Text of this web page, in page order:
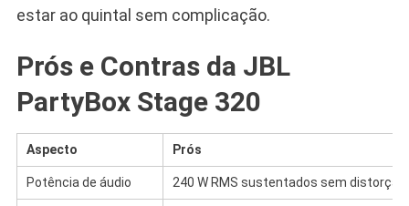
estar ao quintal sem complicação.
Prós e Contras da JBL
PartyBox Stage 320
Aspecto Prós
Potência de áudio 240 W RMS sustentados sem distorção